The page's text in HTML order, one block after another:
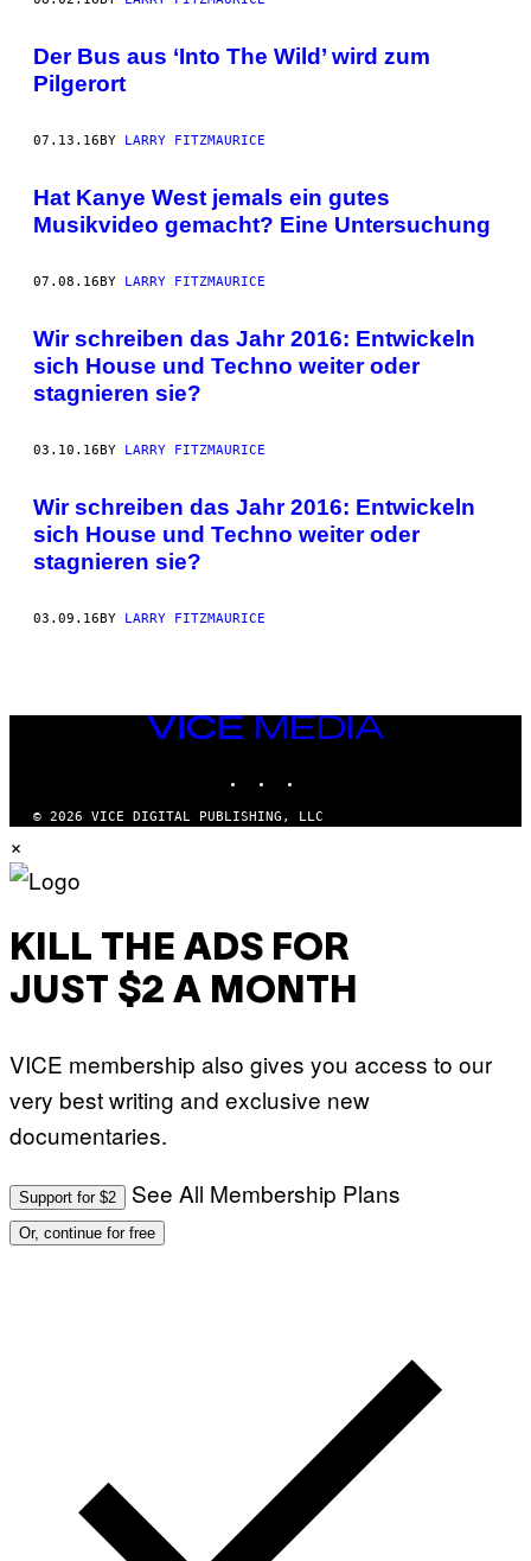
Der Bus aus ‘Into The Wild’ wird zum
Pilgerort
07.13.16BY LARRY FITZMAURICE
Hat Kanye West jemals ein gutes
Musikvideo gemacht? Eine Untersuchung
07.08.16BY LARRY FITZMAURICE
Wir schreiben das Jahr 2016: Entwickeln
sich House und Techno weiter oder
stagnieren sie?
03.10.16BY LARRY FITZMAURICE
Wir schreiben das Jahr 2016: Entwickeln
sich House und Techno weiter oder
stagnieren sie?
03.09.16BY LARRY FITZMAURICE
VICE
MEDIA
© 2026 VICE DIGITAL PUBLISHING, LLC
×
KILL THE ADS FOR
JUST $2 A MONTH
VICE membership also gives you access to our
very best writing and exclusive new
documentaries.
Support for $2 See All Membership Plans
Or, continue for free